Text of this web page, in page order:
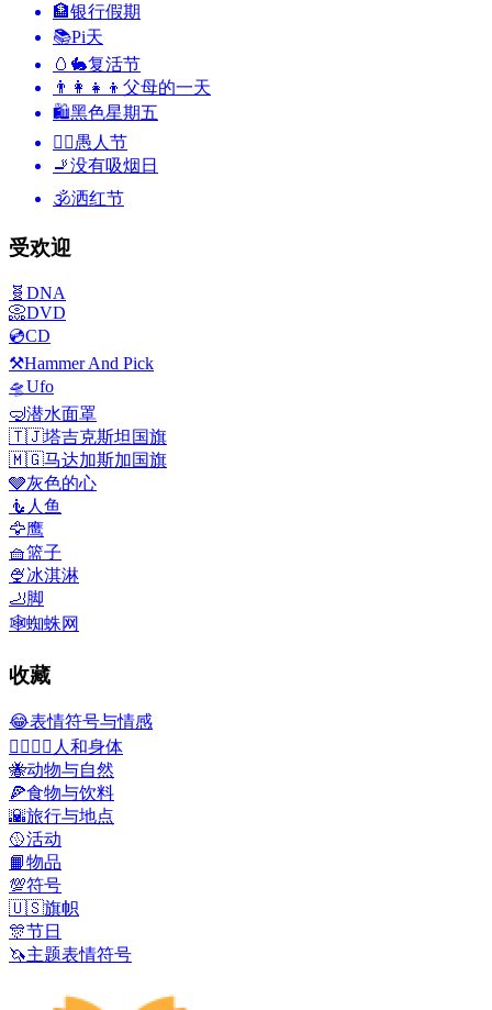
🏦银行假期
📚Pi天
🥚🐇复活节
👨‍👩‍👧‍👦 父母的一天
🛍黑色星期五
🙆‍♂️愚人节
🚬没有吸烟日
🕉洒红节
受欢迎
🧬 DNA
📀DVD
💿CD
⚒️Hammer And Pick
🛸Ufo
🤿潜水面罩
🇹🇯塔吉克斯坦国旗
🇲🇬马达加斯加国旗
🩶灰色的心
🧜 人鱼
🦅鹰
🧺篮子
🍨冰淇淋
🦶脚
🕸️蜘蛛网
收藏
😂表情符号与情感
👩‍❤️‍💋‍👨 人和身体
🐝动物与自然
🍕食物与饮料
🌇旅行与地点
🥎活动
📙物品
💯符号
🇺🇸旗帜
🎊节日
🦄主题表情符号